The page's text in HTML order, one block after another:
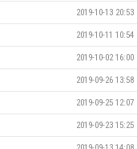
2019-10-13 20:53
2019-10-11 10:54
2019-10-02 16:00
2019-09-26 13:58
2019-09-25 12:07
2019-09-23 15:25